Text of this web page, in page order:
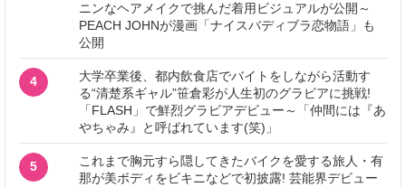
ニンなヘアメイクで挑んだ着用ビジュアルが公開～
PEACH JOHNが漫画「ナイスバディブラ恋物語」も
公開
4
大学卒業後、都内飲食店でバイトをしながら活動す
る“清楚系ギャル”笹倉彩が人生初のグラビアに挑戦!
「FLASH」で鮮烈グラビアデビュー～「仲間には『あ
やちゃみ』と呼ばれています(笑)」
5
これまで胸元すら隠してきたバイクを愛する旅人・有
那が美ボディをビキニなどで初披露! 芸能界デビュー